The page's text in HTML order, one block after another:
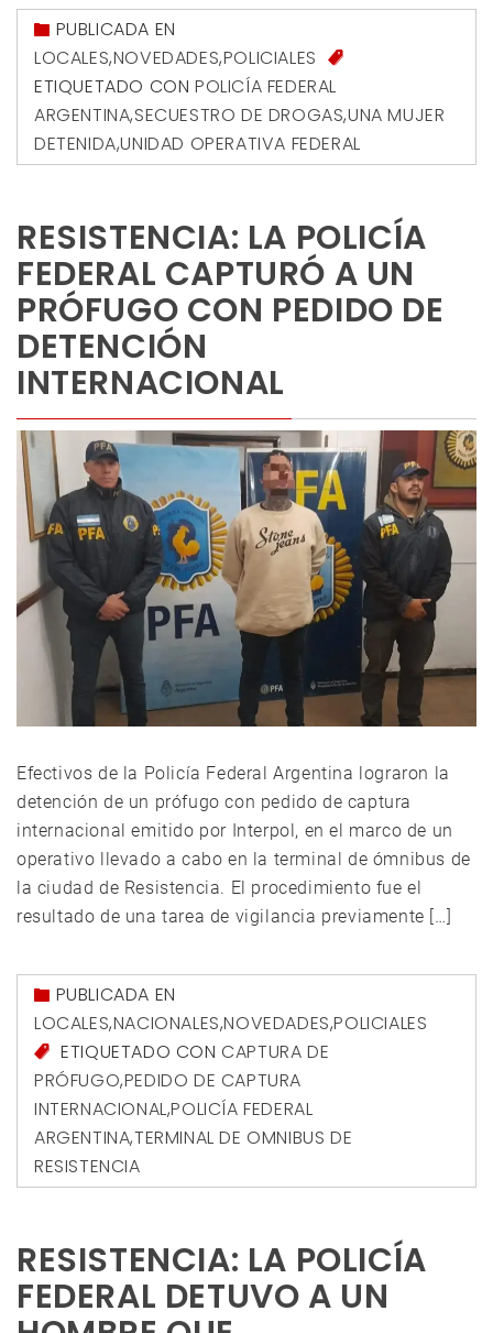
PUBLICADA EN
LOCALES,NOVEDADES,POLICIALES
ETIQUETADO CON POLICÍA FEDERAL
ARGENTINA,SECUESTRO DE DROGAS,UNA MUJER
DETENIDA,UNIDAD OPERATIVA FEDERAL
RESISTENCIA: LA POLICÍA
FEDERAL CAPTURÓ A UN
PRÓFUGO CON PEDIDO DE
DETENCIÓN
INTERNACIONAL
Efectivos de la Policía Federal Argentina lograron la
detención de un prófugo con pedido de captura
internacional emitido por Interpol, en el marco de un
operativo llevado a cabo en la terminal de ómnibus de
la ciudad de Resistencia. El procedimiento fue el
resultado de una tarea de vigilancia previamente […]
PUBLICADA EN
LOCALES,NACIONALES,NOVEDADES,POLICIALES
ETIQUETADO CONCAPTURA DE
PRÓFUGO,PEDIDO DE CAPTURA
INTERNACIONAL,POLICÍA FEDERAL
ARGENTINA,TERMINAL DE OMNIBUS DE
RESISTENCIA
RESISTENCIA: LA POLICÍA
FEDERAL DETUVO A UN